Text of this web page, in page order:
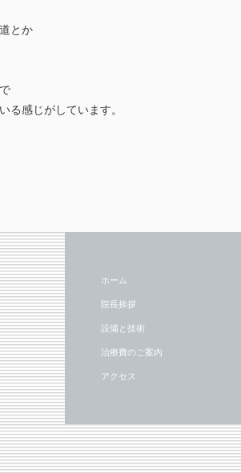
とか
る感じがしています。
ホーム
院長挨拶
設備と技術
治療費のご案内
アクセス